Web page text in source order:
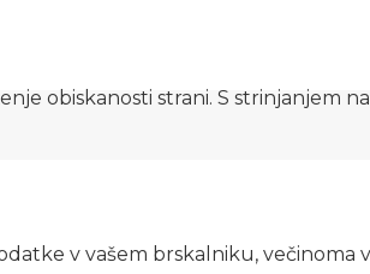
obiskanosti strani. S strinjanjem
v vašem brskalniku, večinoma